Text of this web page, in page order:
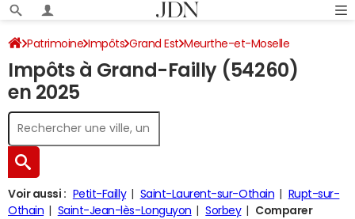
Patrimoine Impôts Grand Est Meurthe-et-Moselle
Grand-Failly Impôt sur le revenu
Impôts à Grand-Failly (54260)
en 2025
Voir aussi : Petit-Failly Saint-Laurent-sur-Othain
Rupt-sur-
Othain
Saint-Jean-lès-Longuyon Sorbey
Comparer